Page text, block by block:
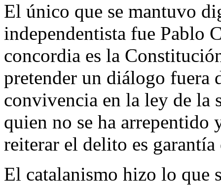
El único que se mantuvo
independentista fue Pablo
concordia es la
pretender un diálogo fuera
convivencia en la ley de la
quien no se ha arrepentido
reiterar el delito es
El catalanismo hizo lo que